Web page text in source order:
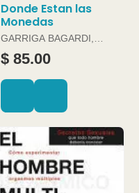
Donde Estan las
Monedas
GARRIGA BAGARDI,
JOAN
$ 85.00